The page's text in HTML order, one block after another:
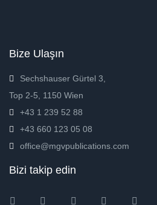
Bize Ulaşın
Sechshauser Gürtel 3,
Top 2-5, 1150 Wien
+43 1 239 52 88
+43 660 123 05 08
office@mgvpublications.com
Bizi takip edin
InstagramFacebookTwitter